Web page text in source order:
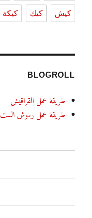
كيش كيك كيكة
BLOGROLL
طريقة عمل القراقيش
طريقة عمل رموش الست